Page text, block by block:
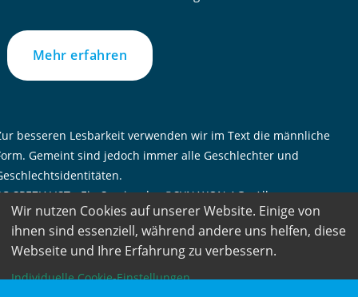
Mehr erfahren
besseren Lesbarkeit verwenden wir im Text die männliche
Gemeint sind jedoch immer alle Geschlechter und
SPEZIALIST – Ein Service der ©SYNAXON AG – Alle
vorbehalten
Wir nutzen Cookies auf unserer Website. Einige von
ihnen sind essenziell, während andere uns helfen, diese
Webseite und Ihre Erfahrung zu verbessern.
Individuelle Cookie-Einstellungen